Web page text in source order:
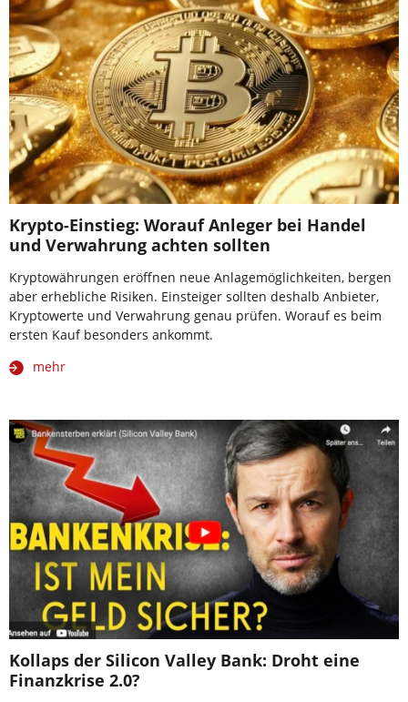
Krypto-Einstieg: Worauf Anleger bei Handel
und Verwahrung achten sollten
Kryptowährungen eröffnen neue Anlagemöglichkeiten, bergen
aber erhebliche Risiken. Einsteiger sollten deshalb Anbieter,
Kryptowerte und Verwahrung genau prüfen. Worauf es beim
ersten Kauf besonders ankommt.
mehr
Kollaps der Silicon Valley Bank: Droht eine
Finanzkrise 2.0?